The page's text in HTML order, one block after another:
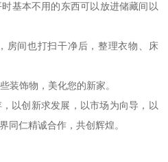
基本不用的东西可以放进储藏间以
房间也打扫干净后，整理衣物、床
装饰物，美化您的新家。
以创新求发展，以市场为向导，以
同仁精诚合作，共创辉煌。